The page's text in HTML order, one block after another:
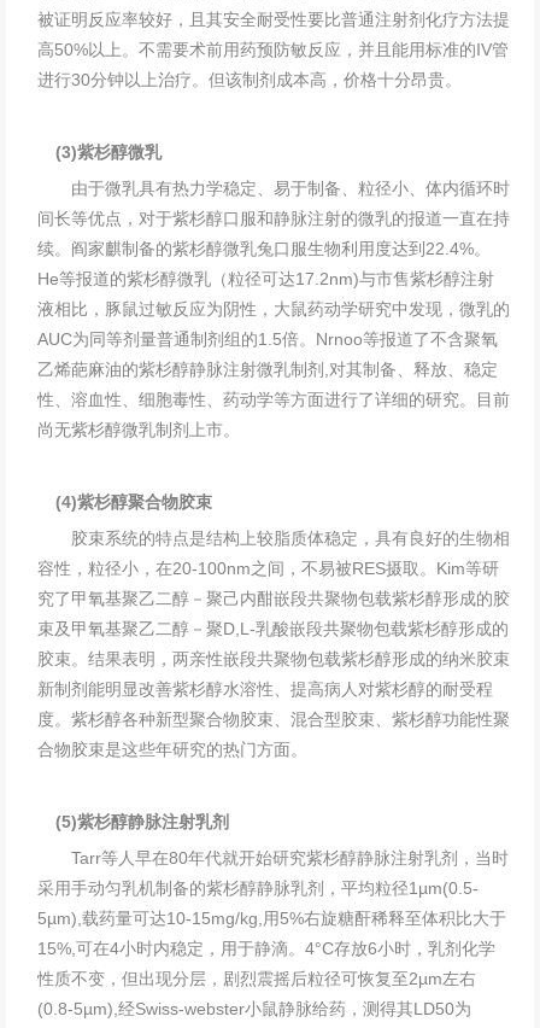
被证明反应率较好，且其安全耐受性要比普通注射剂化疗方法提
高50%以上。不需要术前用药预防敏反应，并且能用标准的IV管
进行30分钟以上治疗。但该制剂成本高，价格十分昂贵。
(3)紫杉醇微乳
由于微乳具有热力学稳定、易于制备、粒径小、体内循环时
间长等优点，对于紫杉醇口服和静脉注射的微乳的报道一直在持
续。阎家麒制备的紫杉醇微乳兔口服生物利用度达到22.4%。
He等报道的紫杉醇微乳（粒径可达17.2nm)与市售紫杉醇注射
液相比，豚鼠过敏反应为阴性，大鼠药动学研究中发现，微乳的
AUC为同等剂量普通制剂组的1.5倍。Nrnoo等报道了不含聚氧
乙烯葩麻油的紫杉醇静脉注射微乳制剂,对其制备、释放、稳定
性、溶血性、细胞毒性、药动学等方面进行了详细的研究。目前
尚无紫杉醇微乳制剂上市。
(4)紫杉醇聚合物胶束
胶束系统的特点是结构上较脂质体稳定，具有良好的生物相
容性，粒径小，在20-100nm之间，不易被RES摄取。Kim等研
究了甲氧基聚乙二醇－聚己内酣嵌段共聚物包载紫杉醇形成的胶
束及甲氧基聚乙二醇－聚D,L-乳酸嵌段共聚物包载紫杉醇形成的
胶束。结果表明，两亲性嵌段共聚物包载紫杉醇形成的纳米胶束
新制剂能明显改善紫杉醇水溶性、提高病人对紫杉醇的耐受程
度。紫杉醇各种新型聚合物胶束、混合型胶束、紫杉醇功能性聚
合物胶束是这些年研究的热门方面。
(5)紫杉醇静脉注射乳剂
Tarr等人早在80年代就开始研究紫杉醇静脉注射乳剂，当时
采用手动匀乳机制备的紫杉醇静脉乳剂，平均粒径1µm(0.5-
5µm),载药量可达10-15mg/kg,用5%右旋糖酐稀释至体积比大于
15%,可在4小时内稳定，用于静滴。4°C存放6小时，乳剂化学
性质不变，但出现分层，剧烈震摇后粒径可恢复至2µm左右
(0.8-5µm),经Swiss-webster小鼠静脉给药，测得其LD50为